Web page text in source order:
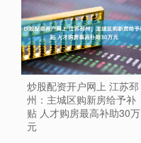
炒股配资开户网上 江苏邳
州：主城区购新房给予补
贴 人才购房最高补助30万
元